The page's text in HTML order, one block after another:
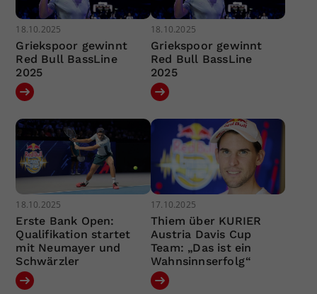
18.10.2025
Griekspoor gewinnt
Red Bull BassLine
2025
18.10.2025
Griekspoor gewinnt
Red Bull BassLine
2025
18.10.2025
Erste Bank Open:
Qualifikation startet
mit Neumayer und
Schwärzler
17.10.2025
Thiem über KURIER
Austria Davis Cup
Team: „Das ist ein
Wahnsinnserfolg“